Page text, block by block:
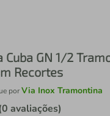
Cuba GN 1/2
Recortes
porVia Inox Tramontina
avaliações)